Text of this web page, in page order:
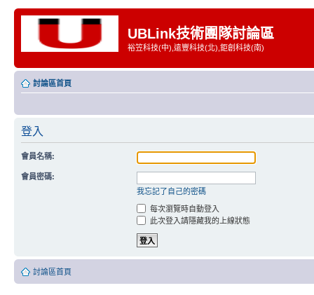
UBLink技術團隊討論區
裕笠科技(中),遠豐科技(北),鉅創科技(南)
討論區首頁
登入
會員名稱:
會員密碼:
我忘記了自己的密碼
每次瀏覽時自動登入
此次登入請隱藏我的上線狀態
討論區首頁